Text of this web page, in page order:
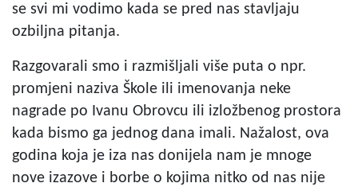
se svi mi vodimo kada se pred nas stavljaju
ozbiljna pitanja.
Razgovarali smo i razmišljali više puta o npr.
promjeni naziva Škole ili imenovanja neke
nagrade po Ivanu Obrovcu ili izložbenog prostora
kada bismo ga jednog dana imali. Nažalost, ova
godina koja je iza nas donijela nam je mnoge
nove izazove i borbe o kojima nitko od nas nije